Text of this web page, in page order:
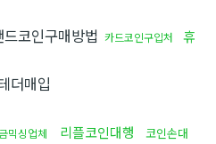
드코인구매방법 카드코인구입처
휴
더매입
믹싱업체 리플코인대행
코인손대